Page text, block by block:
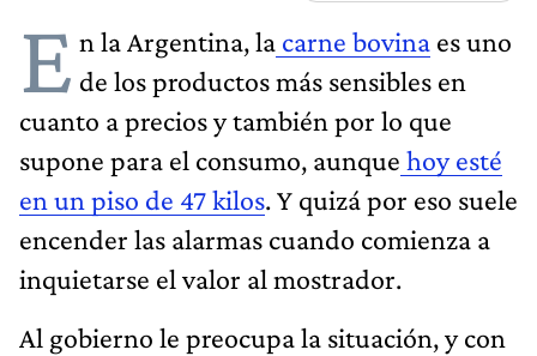
E n la Argentina, la carne bovina es uno
de los productos más sensibles en
cuanto a precios y también por lo que
supone para el consumo, aunque hoy esté
en un piso de 47 kilos. Y quizá por eso suele
encender las alarmas cuando comienza a
inquietarse el valor al mostrador.
Al gobierno le preocupa la situación, y con